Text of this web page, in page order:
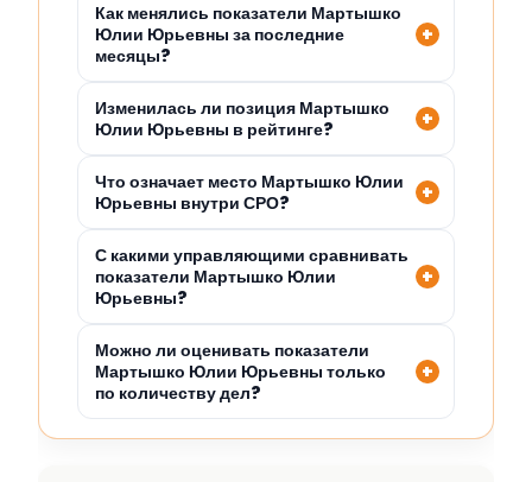
Как менялись показатели Мартышко
Юлии Юрьевны за последние
месяцы?
Изменилась ли позиция Мартышко
Юлии Юрьевны в рейтинге?
Что означает место Мартышко Юлии
Юрьевны внутри СРО?
С какими управляющими сравнивать
показатели Мартышко Юлии
Юрьевны?
Можно ли оценивать показатели
Мартышко Юлии Юрьевны только
по количеству дел?